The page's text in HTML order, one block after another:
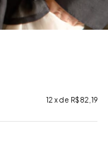
12 x de R$82,19